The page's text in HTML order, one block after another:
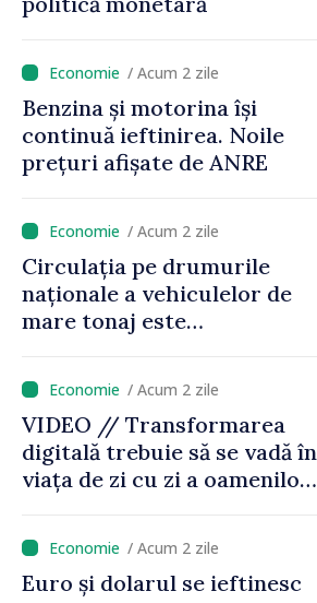
/ Acum 2 zile
Benzina și motorina își
continuă ieftinirea. Noile
prețuri afișate de ANRE
/ Acum 2 zile
Circulația pe drumurile
naționale a vehiculelor de
mare tonaj este
caniculă
/ Acum 2 zile
VIDEO // Transformarea
digitală trebuie să se vadă în
viața de zi cu zi a oamenilor
funcționează economia:
premierul Vasile Tofan, în
vizită la AGE
/ Acum 2 zile
Euro și dolarul se ieftinesc